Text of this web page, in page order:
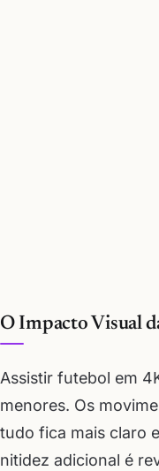
O Impacto Visual
Assistir futebol em
menores. Os
tudo fica mais claro
nitidez adicional é